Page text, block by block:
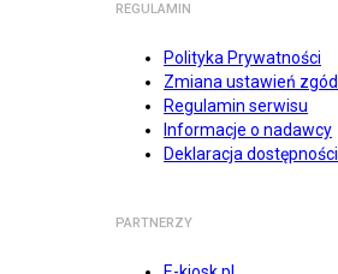
REGULAMIN
Polityka Prywatności
Zmiana ustawień zgód
Regulamin serwisu
Informacje o nadawcy
Deklaracja dostępności
PARTNERZY